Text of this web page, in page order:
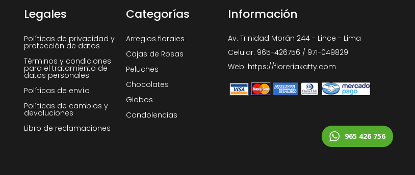
Legales
Políticas de privacidad y
protección de datos
Términos y condiciones
para el tratamiento de
datos personales
Políticas de envío
Políticas de cambios y
devoluciones
Libro de reclamaciones
Categorías
Arreglos florales
Cajas de Rosas
Peluches
Chocolates
Globos
Condolencias
Información
Av. Trinidad Morán 244 - Lince - Lima
Celular: 965-426756 / 971-049829
Web: https://floreriakatty.com
965 426 756